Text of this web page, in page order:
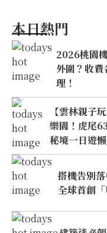
本日熱門
2026桃園
外圍？收費
理！
【雲林親子
樂園！虎尾
秘境一日遊
搭機告別
全球首創